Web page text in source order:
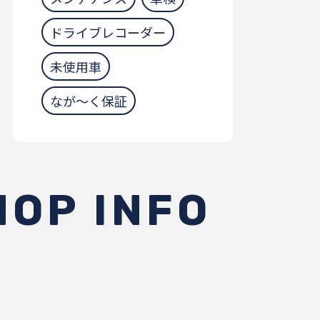
ドライブレコーダー
未使用車
なが～く保証
INFO